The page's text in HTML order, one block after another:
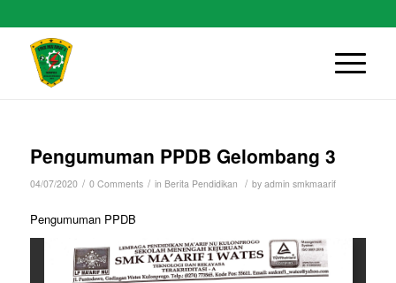
Pengumuman PPDB Gelombang 3
04/07/2020 / 0 Comments / in Berita Pendidikan / by admin smkmaarif
Pengumuman PPDB